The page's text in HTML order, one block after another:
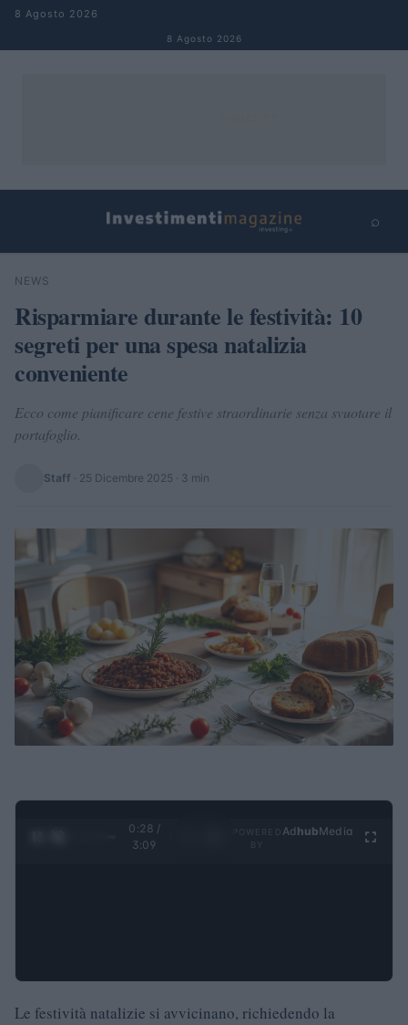
Salta al contenuto
8 Agosto 2026
8 Agosto 2026
⌕
Cerca
NEWS
Risparmiare durante le festività: 10
segreti per una spesa natalizia
conveniente
Ecco come pianificare cene festive straordinarie senza svuotare il
portafoglio.
Staff · 25 Dicembre 2025 · 3 min
0:29 /
3:09
Ad hubMedia
Le festività natalizie si avvicinano, richiedendo la